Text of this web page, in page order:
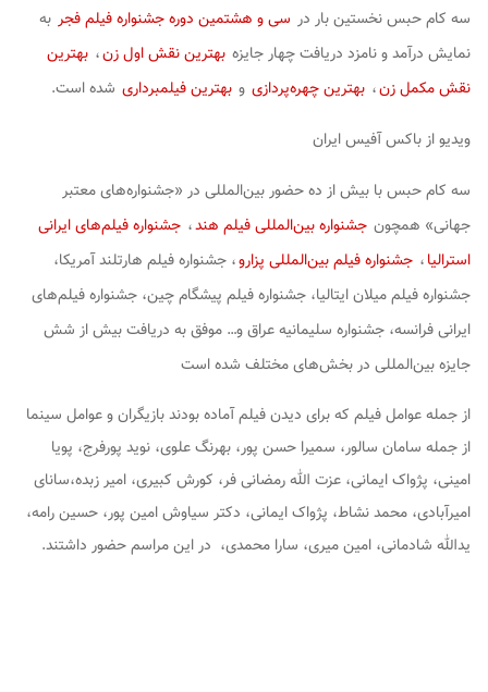
سه کام حبسنخستین بار در سی و هشتمین دوره جشنواره فیلم فجر به
نمایش درآمد و نامزد دریافت چهار جایزه بهترین نقش اول زن، بهترین
نقش مکمل زن، بهترین چهره‌پردازی و بهترین فیلمبرداری شده است.
ویدیو از باکس آفیس ایران
سه کام حبسبا بیش از ده حضور بین‌المللی در «جشنواره‌های معتبر
جهانی» همچون جشنواره بین‌المللی فیلم هند، جشنواره فیلم‌های ایرانی
استرالیا، جشنواره فیلم بین‌المللی پزارو، جشنواره فیلم هارتلند آمریکا،
جشنواره فیلم میلان ایتالیا، جشنواره فیلم پیشگام چین، جشنواره فیلم‌های
ایرانی فرانسه، جشنواره سلیمانیه عراق و… موفق به دریافت بیش از شش
جایزه بین‌المللی در بخش‌های مختلف شده است
از جمله عوامل فیلم که برای دیدن فیلم آماده بودند بازیگران و عوامل سینما
از جمله سامان سالور، سمیرا حسن پور، بهرنگ علوی، نوید پورفرج، پویا
امینی، پژواک ایمانی، عزت الله رمضانی فر، کورش کبیری، امیر زبده،سانای
امیرآبادی، محمد نشاط، پژواک ایمانی، دکتر سیاوش امین پور، حسین رامه،
یدالله شادمانی، امین میری، سارا محمدی، در این مراسم حضور داشتند.